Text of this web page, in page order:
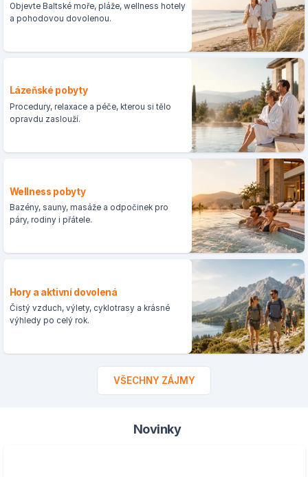
Objevte Baltské moře, pláže, wellness hotely
a pohodovou dovolenou.
Lázeňské pobyty
Procedury, relaxace a péče, kterou si tělo
opravdu zaslouží.
Wellness pobyty
Bazény, sauny, masáže a odpočinek pro
páry, rodiny i přátele.
Hory a aktivní dovolená
Čistý vzduch, výlety, cyklotrasy a krásné
výhledy po celý rok.
VŠECHNY ZÁJMY
Novinky